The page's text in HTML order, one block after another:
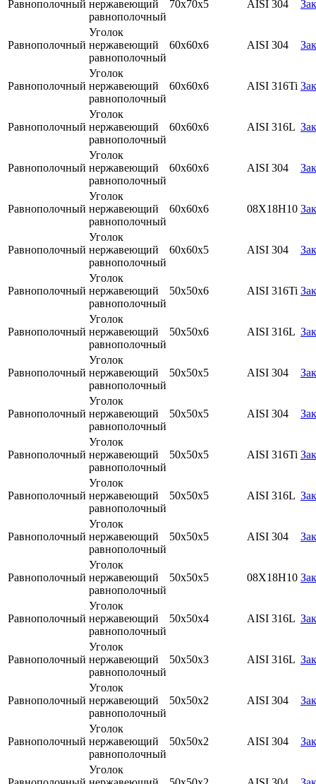
Равнополочный нержавеющий
равнополочный
70х70х5 AISI 304
Равнополочный
Уголок
нержавеющий
равнополочный
60х60х6 AISI 304
Равнополочный
Уголок
нержавеющий
равнополочный
60х60х6 AISI 316Ti
Равнополочный
Уголок
нержавеющий
равнополочный
60х60х6 AISI 316L
Равнополочный
Уголок
нержавеющий
равнополочный
60х60х6 AISI 304
Равнополочный
Уголок
нержавеющий
равнополочный
60х60х6 08Х18Н10
Равнополочный
Уголок
нержавеющий
равнополочный
60х60х5 AISI 304
Равнополочный
Уголок
нержавеющий
равнополочный
50х50х6 AISI 316Ti
Равнополочный
Уголок
нержавеющий
равнополочный
50х50х6 AISI 316L
Равнополочный
Уголок
нержавеющий
равнополочный
50х50х5 AISI 304
Равнополочный
Уголок
нержавеющий
равнополочный
50х50х5 AISI 304
Равнополочный
Уголок
нержавеющий
равнополочный
50х50х5 AISI 316Ti
Равнополочный
Уголок
нержавеющий
равнополочный
50х50х5 AISI 316L
Равнополочный
Уголок
нержавеющий
равнополочный
50х50х5 AISI 304
Равнополочный
Уголок
нержавеющий
равнополочный
50х50х5 08Х18Н10
Равнополочный
Уголок
нержавеющий
равнополочный
50х50х4 AISI 316L
Равнополочный
Уголок
нержавеющий
равнополочный
50х50х3 AISI 316L
Равнополочный
Уголок
нержавеющий
равнополочный
50х50х2 AISI 304
Равнополочный
Уголок
нержавеющий
равнополочный
50х50х2 AISI 304
Уголок